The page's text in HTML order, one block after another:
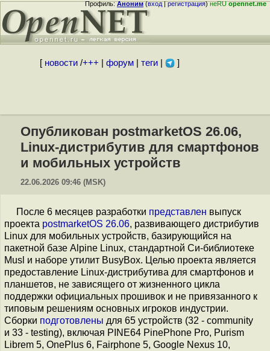
Профиль:Аноним(вход|регистрация)неRUopennet.me
[ новости/+++ форум| теги| ]
Опубликован postmarketOS 26.06,
Linux-дистрибутив для смартфонов
и мобильных устройств
22.06.2026 09:46 (MSK)
После 6 месяцев разработки представлен выпуск
проекта postmarketOS 26.06, развивающего дистрибутив
Linux для мобильных устройств, базирующийся на
пакетной базе Alpine Linux, стандартной Си-библиотеке
Musl и наборе утилит BusyBox. Целью проекта является
предоставление Linux-дистрибутива для смартфонов и
планшетов, не зависящего от жизненного цикла
поддержки официальных прошивок и не привязанного к
типовым решениям основных игроков индустрии.
Сборки подготовлены для 65 устройств (32 - community
и 33 - testing), включая PINE64 PinePhone Pro, Purism
Librem 5, OnePlus 6, Fairphone 5, Google Nexus 10,